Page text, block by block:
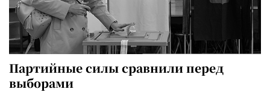
Партийные силы сравнили перед
выборами